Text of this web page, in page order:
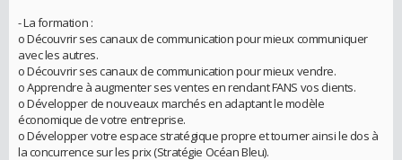
- La formation :
o Découvrir ses canaux de communication pour mieux communiquer
avec les autres.
o Découvrir ses canaux de communication pour mieux vendre.
o Apprendre à augmenter ses ventes en rendant FANS vos clients.
o Développer de nouveaux marchés en adaptant le modèle
économique de votre entreprise.
o Développer votre espace stratégique propre et tourner ainsi le dos à
la concurrence sur les prix (Stratégie Océan Bleu).